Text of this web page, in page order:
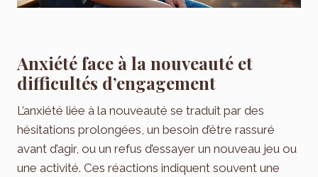
Anxiété face à la nouveauté et
difficultés d’engagement
L’anxiété liée à la nouveauté se traduit par des
hésitations prolongées, un besoin d’être rassuré
avant d’agir, ou un refus d’essayer un nouveau jeu ou
une activité. Ces réactions indiquent souvent une